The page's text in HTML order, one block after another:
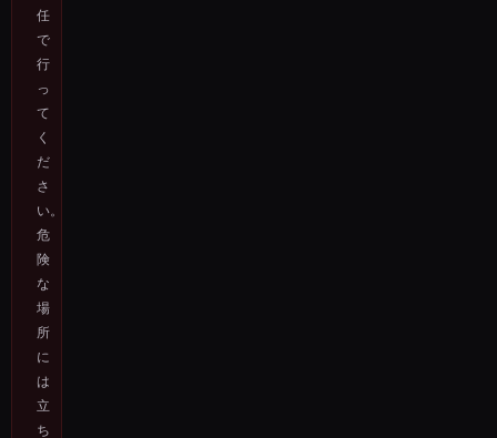
任
で
行
っ
て
く
だ
さ
い。
危
険
な
場
所
に
は
立
ち